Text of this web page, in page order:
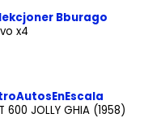
Bburago
x4
600 JOLLY GHIA (1958)